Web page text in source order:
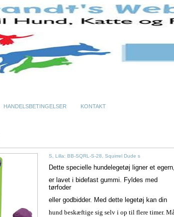
HANDELSBETINGELSER KONTAKT
S, Lilla: BB-SQRL-S-28, Squirrel Dude s
Dette specielle hundelegetøj ligner et egern,
er lavet i bidefast gummi. Fyldes med
tørfoder
eller godbidder. Med dette legetøj kan din
hund beskæftige sig selv i op til flere timer.